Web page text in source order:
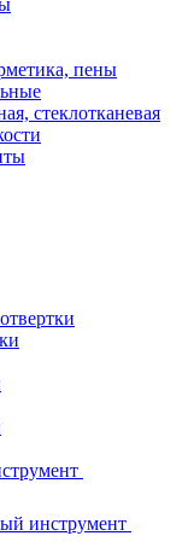
пены
стеклотканевая
инструмент